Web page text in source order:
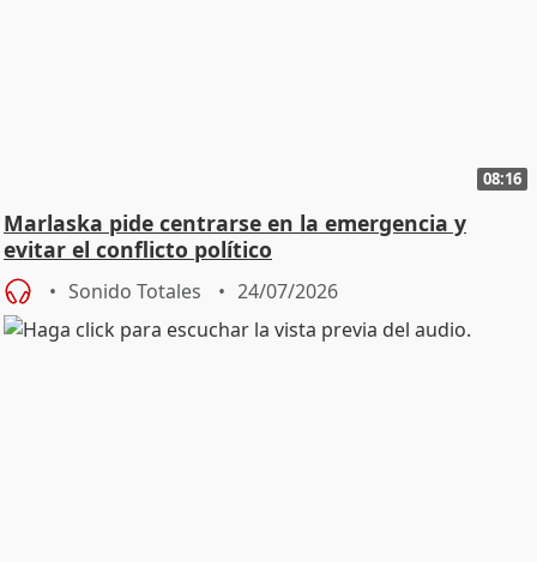
08:16
Marlaska pide centrarse en la emergencia y
evitar el conflicto político
Sonido Totales 24/07/2026